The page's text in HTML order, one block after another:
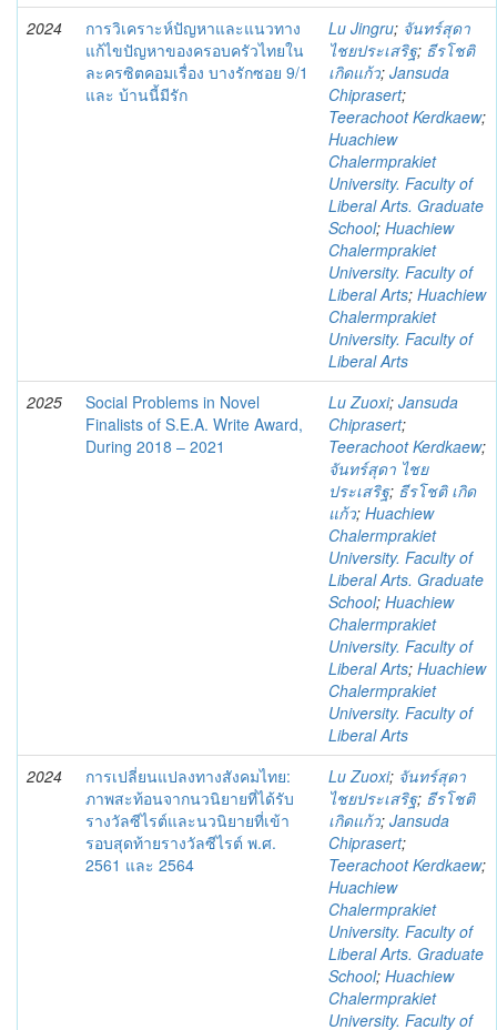
2024
การวิเคราะห์ปัญหาและแนวทาง
แก้ไขปัญหาของครอบครัวไทยใน
ละครซิตคอมเรื่อง บางรักซอย 9/1
และ บ้านนี้มีรัก
Lu Jingru; จันทร์สุดา
ไชยประเสริฐ; ธีรโชติ
เกิดแก้ว; Jansuda
Chiprasert;
Teerachoot Kerdkaew;
Huachiew
Chalermprakiet
University. Faculty of
Liberal Arts. Graduate
School; Huachiew
Chalermprakiet
University. Faculty of
Liberal Arts; Huachiew
Chalermprakiet
University. Faculty of
Liberal Arts
2025
Social Problems in Novel
Finalists of S.E.A. Write Award,
During 2018 – 2021
Lu Zuoxi; Jansuda
Chiprasert;
Teerachoot Kerdkaew;
จันทร์สุดา ไชย
ประเสริฐ; ธีรโชติ เกิด
แก้ว; Huachiew
Chalermprakiet
University. Faculty of
Liberal Arts. Graduate
School; Huachiew
Chalermprakiet
University. Faculty of
Liberal Arts; Huachiew
Chalermprakiet
University. Faculty of
Liberal Arts
2024
การเปลี่ยนแปลงทางสังคมไทย:
ภาพสะท้อนจากนวนิยายที่ได้รับ
รางวัลซีไรต์และนวนิยายที่เข้า
รอบสุดท้ายรางวัลซีไรต์ พ.ศ.
2561 และ 2564
Lu Zuoxi; จันทร์สุดา
ไชยประเสริฐ; ธีรโชติ
เกิดแก้ว; Jansuda
Chiprasert;
Teerachoot Kerdkaew;
Huachiew
Chalermprakiet
University. Faculty of
Liberal Arts. Graduate
School; Huachiew
Chalermprakiet
University. Faculty of